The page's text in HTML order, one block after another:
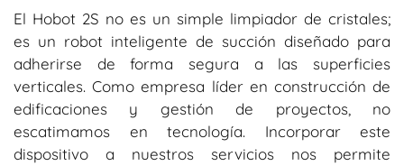
El Hobot 2S no es un simple limpiador de cristales;
es un robot inteligente de succión diseñado para
adherirse de forma segura a las superficies
verticales. Como empresa líder en construcción de
edificaciones y gestión de proyectos, no
escatimamos en tecnología. Incorporar este
dispositivo a nuestros servicios nos permite